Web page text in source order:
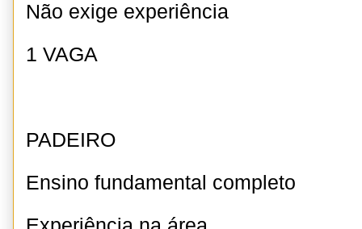
Não exige experiência
1 VAGA
PADEIRO
Ensino fundamental completo